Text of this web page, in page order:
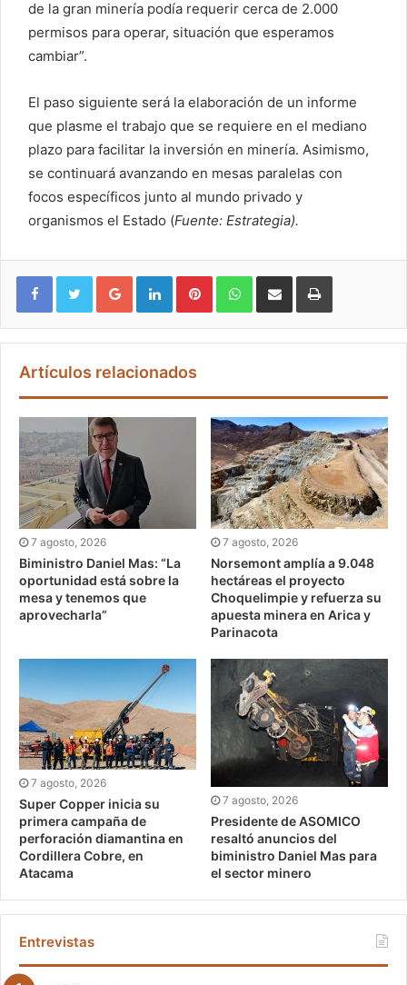
de la gran minería podía requerir cerca de 2.000
permisos para operar, situación que esperamos
cambiar”.
El paso siguiente será la elaboración de un informe
que plasme el trabajo que se requiere en el mediano
plazo para facilitar la inversión en minería. Asimismo,
se continuará avanzando en mesas paralelas con
focos específicos junto al mundo privado y
organismos el Estado (Fuente: Estrategia).
Google+ LinkedIn Pinterest WhatsApp
Artículos relacionados
7 agosto, 2026
Biministro Daniel Mas: “La
oportunidad está sobre la
mesa y tenemos que
aprovecharla”
7 agosto, 2026
Norsemont amplía a 9.048
hectáreas el proyecto
Choquelimpie y refuerza su
apuesta minera en Arica y
Parinacota
7 agosto, 2026
Super Copper inicia su
primera campaña de
perforación diamantina en
Cordillera Cobre, en
Atacama
7 agosto, 2026
Presidente de ASOMICO
resaltó anuncios del
biministro Daniel Mas para
el sector minero
Entrevistas